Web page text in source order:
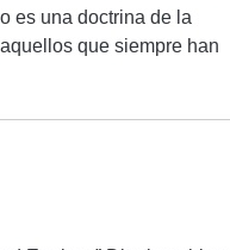
es una doctrina de la
que siempre han